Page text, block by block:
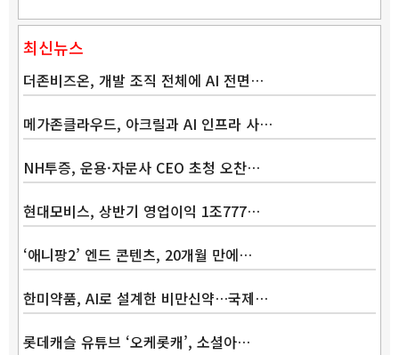
최신뉴스
더존비즈온, 개발 조직 전체에 AI 전면…
메가존클라우드, 아크릴과 AI 인프라 사…
NH투증, 운용·자문사 CEO 초청 오찬…
현대모비스, 상반기 영업이익 1조777…
‘애니팡2’ 엔드 콘텐츠, 20개월 만에…
한미약품, AI로 설계한 비만신약…국제…
롯데캐슬 유튜브 ‘오케롯캐’, 소셜아…